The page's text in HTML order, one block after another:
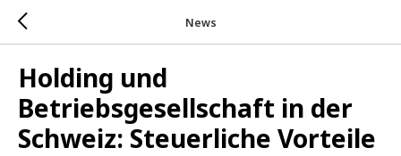
News
Holding und
Betriebsgesellschaft in der
Schweiz: Steuerliche Vorteile